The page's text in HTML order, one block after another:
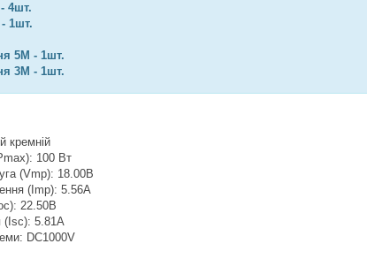
4шт.
1шт.
5М - 1шт.
3М - 1шт.
кремній
100 Вт
(Vmp): 18.00В
(Imp): 5.56A
22.50В
(Isc): 5.81A
DC1000V